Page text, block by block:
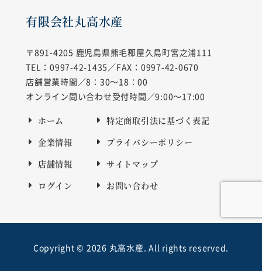
有限会社丸高水産
〒891-4205 鹿児島県熊毛郡屋久島町宮之浦111
TEL：0997-42-1435／FAX：0997-42-0670
店舗営業時間／8：30～18：00
オンライン問い合わせ受付時間／9:00～17:00
ホーム
企業情報
店舗情報
ログイン
特定商取引法に基づく表記
プライバシーポリシー
サイトマップ
お問い合わせ
Copyright © 2026 丸高水産. All rights reserved.